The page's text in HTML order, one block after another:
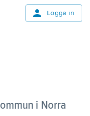
Logga in
i Norra